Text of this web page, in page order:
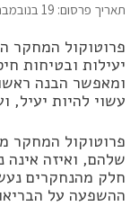
תאריך פרסום: 19 בנובמבר 2020
פרוטוקול המחקר
יעילות ובטיחות
ומאפשר הבנה
עשוי להיות יעיל,
פרוטוקול המחקר
שלהם, ואיזה
חלק מהנחקרים
ההשפעה על